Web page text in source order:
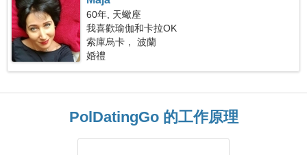
60年, 天蠍座
我喜歡瑜伽和卡拉OK
索庫烏卡， 波蘭
婚禮
PolDatingGo 的工作原理